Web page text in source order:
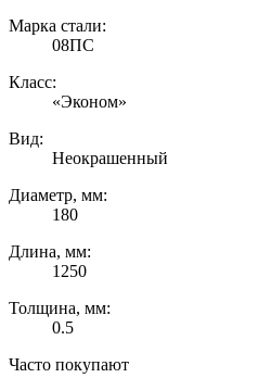
Марка стали:
08ПС
Класс:
«Эконом»
Вид:
Неокрашенный
Диаметр, мм:
180
Длина, мм:
1250
Толщина, мм:
0.5
Часто покупают